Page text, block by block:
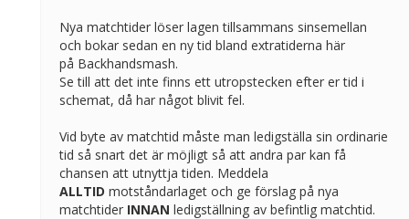
Nya matchtider löser lagen tillsammans sinsemellan
och bokar sedan en ny tid bland extratiderna här
på Backhandsmash.
Se till att det inte finns ett utropstecken efter er tid i
schemat, då har något blivit fel.
Vid byte av matchtid måste man ledigställa sin ordinarie
tid så snart det är möjligt så att andra par kan få
chansen att utnyttja tiden. Meddela
ALLTID motståndarlaget och ge förslag på nya
matchtider INNAN ledigställning av befintlig matchtid.